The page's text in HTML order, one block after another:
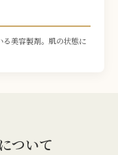
美容製剤。肌の状態に
ついて